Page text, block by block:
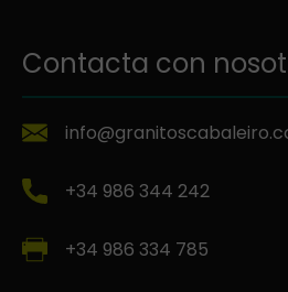
Contacta con
+34 986 344 242
+34 986 334 785